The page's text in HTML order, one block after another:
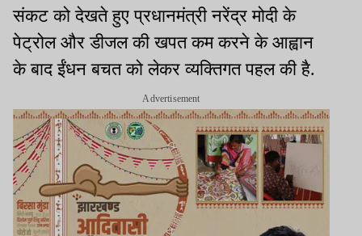
संकट को देखते हुए प्रधानमंत्री नरेंद्र मोदी के
पेट्रोल और डीजल की खपत कम करने के आह्वान
के बाद ईंधन बचत को लेकर व्यक्तिगत पहल की है.
Advertisement